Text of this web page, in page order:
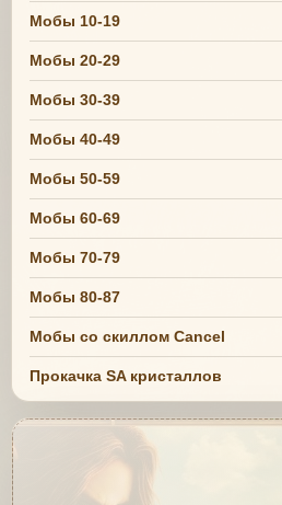
Мобы 10-19
Мобы 20-29
Мобы 30-39
Мобы 40-49
Мобы 50-59
Мобы 60-69
Мобы 70-79
Мобы 80-87
Мобы со скиллом Cancel
Прокачка SA кристаллов